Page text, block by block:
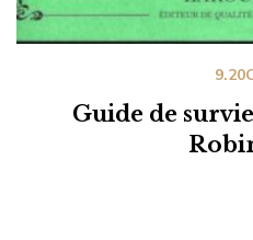
Guide de
9.20